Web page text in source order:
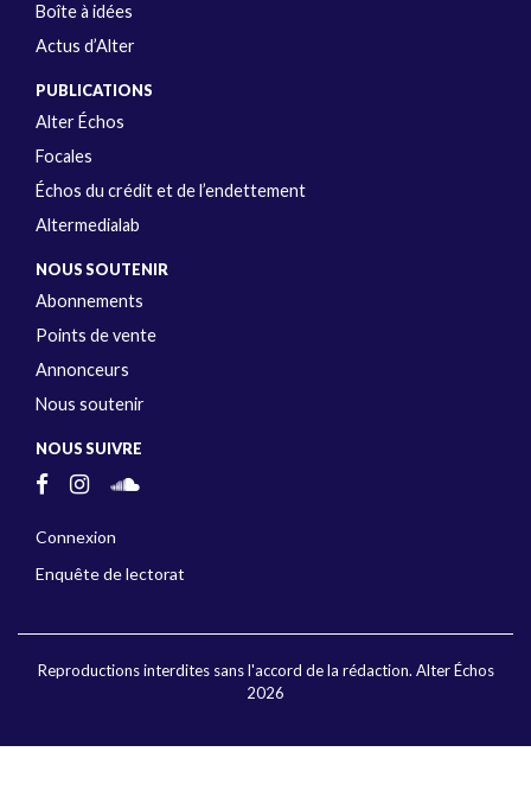
Boîte à idées
Actus d’Alter
PUBLICATIONS
Alter Échos
Focales
Échos du crédit et de l’endettement
Altermedialab
NOUS SOUTENIR
Abonnements
Points de vente
Annonceurs
Nous soutenir
NOUS SUIVRE
Connexion
Enquête de lectorat
Reproductions interdites sans l'accord de la rédaction. Alter Échos
2026